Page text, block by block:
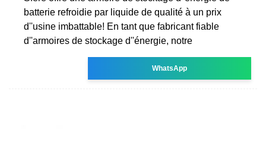
batterie refroidie par liquide de qualité à un prix
d''usine imbattable! En tant que fabricant fiable
d''armoires de stockage d''énergie, notre
WhatsApp